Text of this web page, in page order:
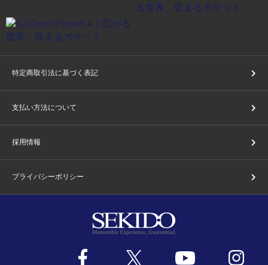
特定商取引法に基づく表記
支払い方法について
採用情報
プライバシーポリシー